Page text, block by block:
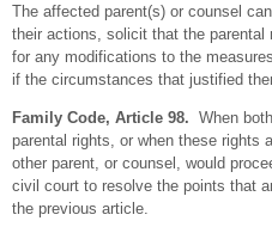
The affected parent(s) or counsel
their actions, solicit that the
for any modifications to the
if the circumstances that justified
Family Code, Article 98. When
parental rights, or when these rights
other parent, or counsel, would
civil court to resolve the points that
the previous article.